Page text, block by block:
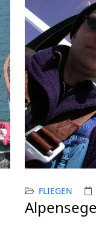
FLIEGEN